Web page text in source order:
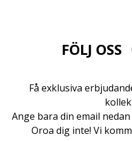
FÖLJ OSS
Få exklusiva
Ange bara din email
Oroa dig inte! Vi